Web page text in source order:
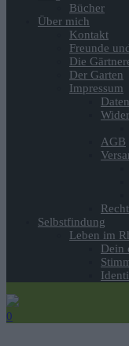
Bücher
Über mich
Kontakt
Freunde
Die
Der Garten
Impressum
AGB
Selbstfindung
Leben im
Dein
0